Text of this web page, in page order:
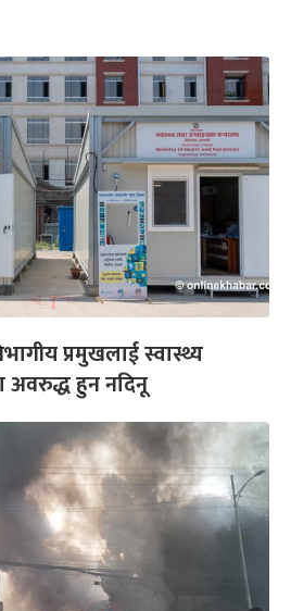
प्रमुखलाई स्वास्थ्य
अवरुद्ध हुन नदिनू